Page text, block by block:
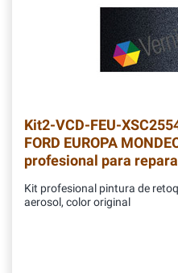
Kit2-VCD-FEU-
FORD EUROPA
profesional para
Kit profesional pintura de
aerosol, color original